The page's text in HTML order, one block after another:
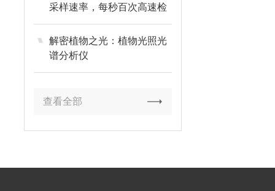
采样速率，每秒百次高速检
测
解密植物之光：植物光照光
谱分析仪
查看全部